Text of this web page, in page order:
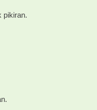
pikiran.